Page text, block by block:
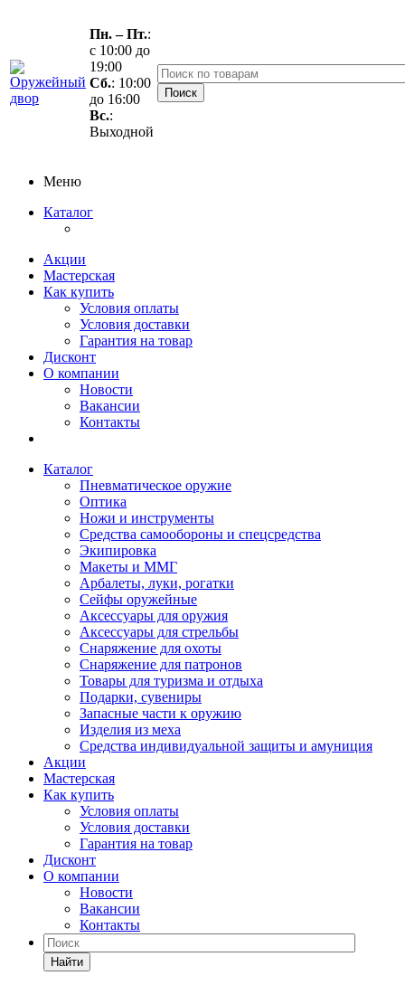
Пн. – Пт.:
с 10:00 до
19:00
Сб.: 10:00
до 16:00
Вс.:
Выходной
Меню
Каталог
Акции
Мастерская
Как купить
Условия оплаты
Условия доставки
Гарантия на товар
Дисконт
О компании
Новости
Вакансии
Контакты
Каталог
Пневматическое оружие
Оптика
Ножи и инструменты
Средства самообороны и спецсредства
Экипировка
Макеты и ММГ
Арбалеты, луки, рогатки
Сейфы оружейные
Аксессуары для оружия
Аксессуары для стрельбы
Снаряжение для охоты
Снаряжение для патронов
Товары для туризма и отдыха
Подарки, сувениры
Запасные части к оружию
Изделия из меха
Средства индивидуальной защиты и амуниция
Акции
Мастерская
Как купить
Условия оплаты
Условия доставки
Гарантия на товар
Дисконт
О компании
Новости
Вакансии
Контакты
Найти